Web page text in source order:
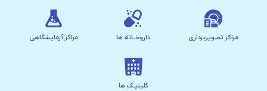
مراکز تصویربرداری داروخــانه ها مراکز آزمایشگاهی
کلینیـک ها